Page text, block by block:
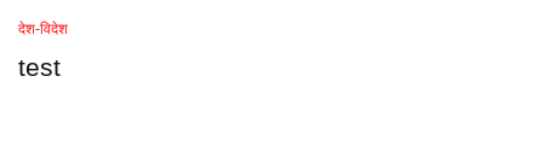
देश-विदेश
test